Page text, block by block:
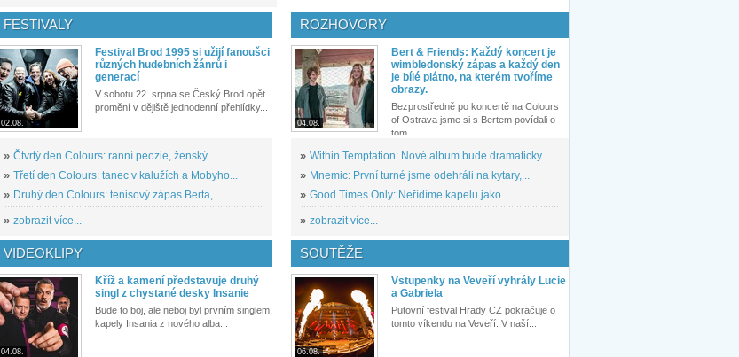
FESTIVALY
02.08.
Festival Brod 1995 si užijí fanoušci
různých hudebních žánrů i
generací
V sobotu 22. srpna se Český Brod opět
promění v dějiště jednodenní přehlídky...
» Čtvrtý den Colours: ranní peozie, ženský...
» Třetí den Colours: tanec v kalužích a Mobyho...
» Druhý den Colours: tenisový zápas Berta,...
» zobrazit více...
ROZHOVORY
04.08.
Bert & Friends: Každý koncert je
wimbledonský zápas a každý den
je bílé plátno, na kterém tvoříme
obrazy.
Bezprostředně po koncertě na Colours
of Ostrava jsme si s Bertem povídali o
tom,...
» Within Temptation: Nové album bude dramaticky...
» Mnemic: První turné jsme odehráli na kytary,...
» Good Times Only: Neřídíme kapelu jako...
» zobrazit více...
VIDEOKLIPY
04.08.
Kříž a kamení představuje druhý
singl z chystané desky Insanie
Bude to boj, ale neboj byl prvním singlem
kapely Insania z nového alba...
SOUTĚŽE
06.08.
Vstupenky na Veveří vyhrály Lucie
a Gabriela
Putovní festival Hrady CZ pokračuje o
tomto víkendu na Veveří. V naší...